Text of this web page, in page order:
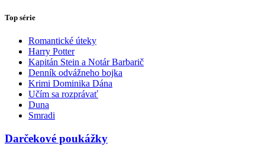
Top série
Romantické úteky
Harry Potter
Kapitán Stein a Notár Barbarič
Denník odvážneho bojka
Krimi Dominika Dána
Učím sa rozprávať
Duna
Smradi
Darčekové poukážky